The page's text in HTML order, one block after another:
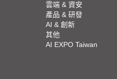
雲端 & 資安
產品 & 研發
AI & 創新
其他
AI EXPO Taiwan